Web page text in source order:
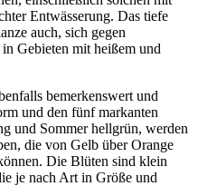
Entwässerung. Das tiefe
auch, sich gegen
Gebieten mit heißem und
bemerkenswert und
und den fünf markanten
und Sommer hellgrün, werden
die von Gelb über Orange
Die Blüten sind klein
je nach Art in Größe und